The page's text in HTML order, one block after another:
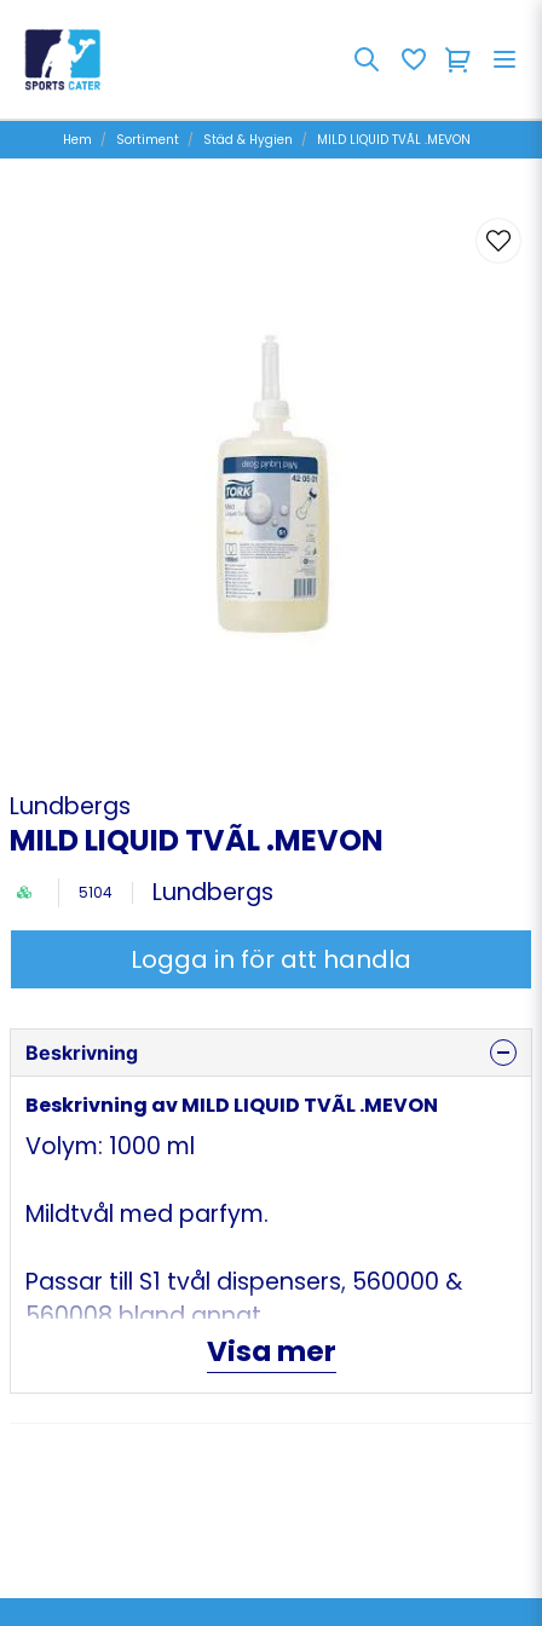
Hem Sortiment Städ & Hygien MILD LIQUID TVÃL .MEVON
Lundbergs
MILD LIQUID TVÃL .MEVON
5104 Lundbergs
Logga in för att handla
Beskrivning
Beskrivning av MILD LIQUID TVÃL .MEVON
Volym: 1000 ml
Mildtvål med parfym.
Passar till S1 tvål dispensers, 560000 &
560008 bland annat
Visa mer